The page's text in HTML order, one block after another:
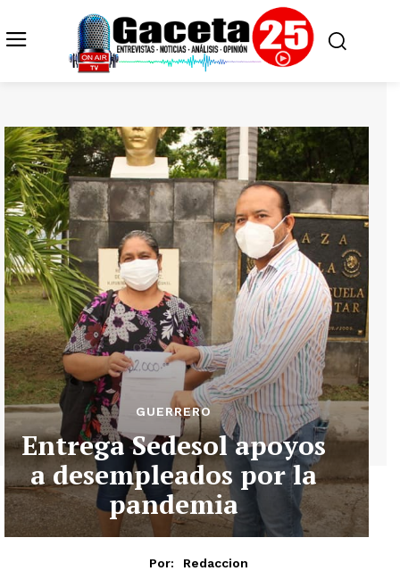
GUERRERO
Entrega Sedesol apoyos
a desempleados por la
pandemia
Por:
Redaccion